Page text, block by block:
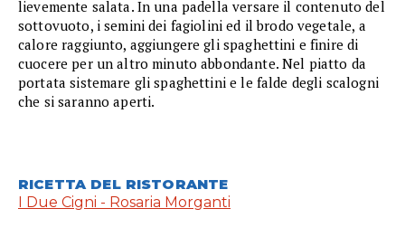
lievemente salata. In una padella versare il contenuto del
sottovuoto, i semini dei fagiolini ed il brodo vegetale, a
calore raggiunto, aggiungere gli spaghettini e finire di
cuocere per un altro minuto abbondante. Nel piatto da
portata sistemare gli spaghettini e le falde degli scalogni
che si saranno aperti.
RICETTA DEL RISTORANTE
I Due Cigni - Rosaria Morganti